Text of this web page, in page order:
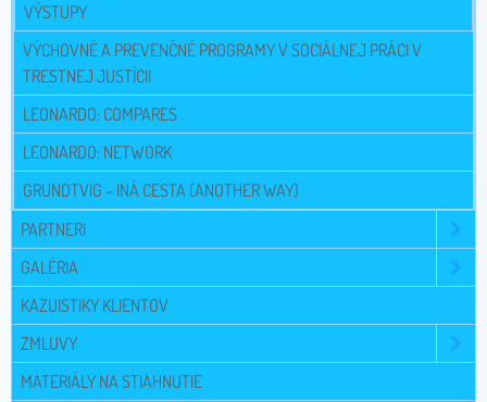
VÝSTUPY
VÝCHOVNÉ A PREVENČNÉ PROGRAMY V SOCIÁLNEJ PRÁCI V
TRESTNEJ JUSTÍCII
LEONARDO: COMPARES
LEONARDO: NETWORK
GRUNDTVIG – INÁ CESTA (ANOTHER WAY)
PARTNERI
GALÉRIA
KAZUISTIKY KLIENTOV
ZMLUVY
MATERIÁLY NA STIAHNUTIE